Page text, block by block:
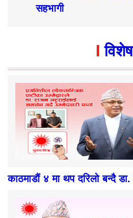
सहभागी
विशेष
काठमाडौं ४ मा थप दरिलो बन्दै